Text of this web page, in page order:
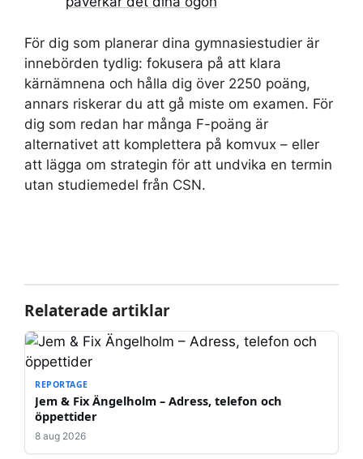
För dig som planerar dina gymnasiestudier är
innebörden tydlig: fokusera på att klara
kärnämnena och hålla dig över 2250 poäng,
annars riskerar du att gå miste om examen. För
dig som redan har många F-poäng är
alternativet att komplettera på komvux – eller
att lägga om strategin för att undvika en termin
utan studiemedel från CSN.
Relaterade artiklar
REPORTAGE
Jem & Fix Ängelholm – Adress, telefon och
öppettider
8 aug 2026